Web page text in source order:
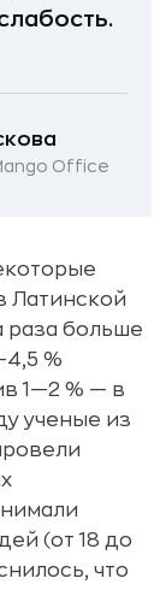
Office
Латинской
раза больше
%
1—2 % — в
ученые из
(от 18 до
что